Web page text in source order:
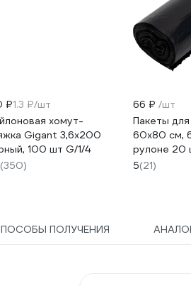
₽1.3 ₽/шт
хомут-
Gigant 3,6х200
100 шт G/1/4
(350)
66 ₽ /шт
Пакеты
60x80 см,
рулоне 20
23-1054
5(21)
ПОЛУЧЕНИЯ